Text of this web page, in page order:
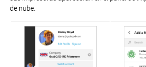
de nube.